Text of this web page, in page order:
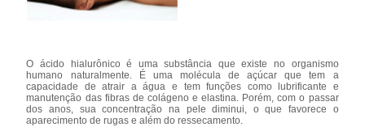
O ácido hialurônico é uma substância que existe no organismo
humano naturalmente. É uma molécula de açúcar que tem a
capacidade de atrair a água e tem funções como lubrificante e
manutenção das fibras de colágeno e elastina. Porém, com o passar
dos anos, sua concentração na pele diminui, o que favorece o
aparecimento de rugas e além do ressecamento.